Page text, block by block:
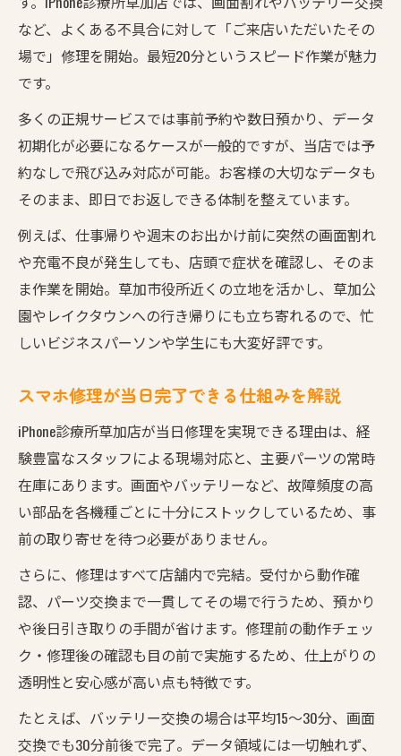
など、よくある不具合に対して「ご来店いただいたその
場で」修理を開始。最短20分というスピード作業が魅力
です。
多くの正規サービスでは事前予約や数日預かり、データ
初期化が必要になるケースが一般的ですが、当店では予
約なしで飛び込み対応が可能。お客様の大切なデータも
そのまま、即日でお返しできる体制を整えています。
例えば、仕事帰りや週末のお出かけ前に突然の画面割れ
や充電不良が発生しても、店頭で症状を確認し、そのま
ま作業を開始。草加市役所近くの立地を活かし、草加公
園やレイクタウンへの行き帰りにも立ち寄れるので、忙
しいビジネスパーソンや学生にも大変好評です。
スマホ修理が当日完了できる仕組みを解説
iPhone診療所草加店が当日修理を実現できる理由は、経
験豊富なスタッフによる現場対応と、主要パーツの常時
在庫にあります。画面やバッテリーなど、故障頻度の高
い部品を各機種ごとに十分にストックしているため、事
前の取り寄せを待つ必要がありません。
さらに、修理はすべて店舗内で完結。受付から動作確
認、パーツ交換まで一貫してその場で行うため、預かり
や後日引き取りの手間が省けます。修理前の動作チェッ
ク・修理後の確認も目の前で実施するため、仕上がりの
透明性と安心感が高い点も特徴です。
たとえば、バッテリー交換の場合は平均15〜30分、画面
交換でも30分前後で完了。データ領域には一切触れず、